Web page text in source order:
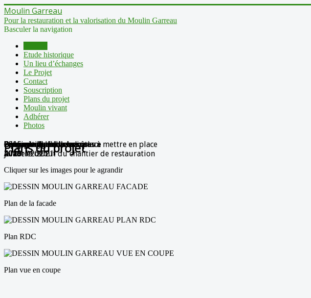
Moulin Garreau
Pour la restauration et la valorisation du Moulin Garreau
Basculer la navigation
Etude historique
Un lieu d’échanges
Le Projet
Contact
Souscription
Plans du projet
Moulin vivant
Adhérer
Photos
2015
Avant le début du chantier de restauration
Grutage de la huse
4 février 2021
Démontage du masserau
2018
Les vieux racineaux
2018
équarrissage des racineaux
2020
Les nouvelles soles prêtes à mettre en place
2020
Les nouvelles soles en place
janvier 2021
Découpe de la huse
2020
Purge de l'axe de la huse
2020
Préparation de la huse
2020
Plans du projet
Cliquer sur les images pour le agrandir
Plan de la facade
Plan RDC
Plan vue en coupe